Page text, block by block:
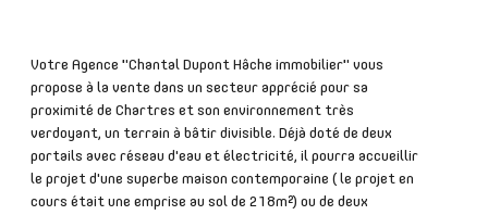
Votre Agence "Chantal Dupont Hâche immobilier" vous
propose à la vente dans un secteur apprécié pour sa
proximité de Chartres et son environnement très
verdoyant, un terrain à bâtir divisible. Déjà doté de deux
portails avec réseau d'eau et électricité, il pourra accueillir
le projet d'une superbe maison contemporaine ( le projet en
cours était une emprise au sol de 218m²) ou de deux